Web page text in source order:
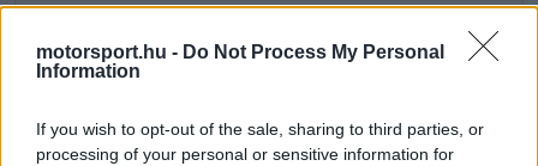
motorsport.hu - Do Not Process My Personal
Information
If you wish to opt-out of the sale, sharing to third parties, or
processing of your personal or sensitive information for
munkában van és ezúttal Spanyolország, azon